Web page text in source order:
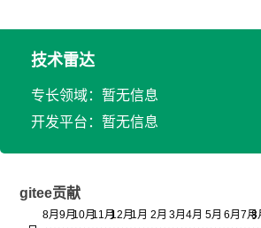
技术雷达
专长领域：暂无信息
开发平台：暂无信息
gitee贡献